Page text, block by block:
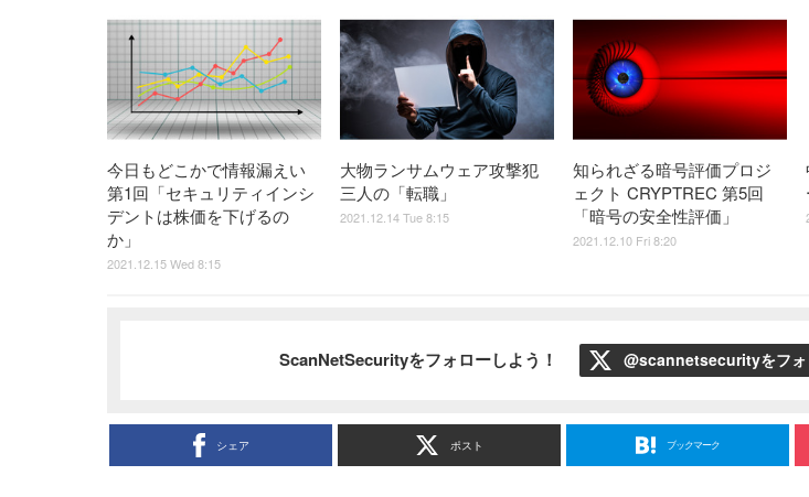
今日もどこかで情報漏えい
第1回「セキュリティインシ
デントは株価を下げるの
か」
2021.12.15 Wed 8:15
大物ランサムウェア攻撃犯
三人の「転職」
2021.12.14 Tue 8:15
知られざる暗号評価プロジ
ェクト CRYPTREC 第5回
「暗号の安全性評価」
2021.12.10 Fri 8:20
ScanNetSecurityをフォローしよう！ @scannetsecurityをフォ
シェア ポスト ブックマーク